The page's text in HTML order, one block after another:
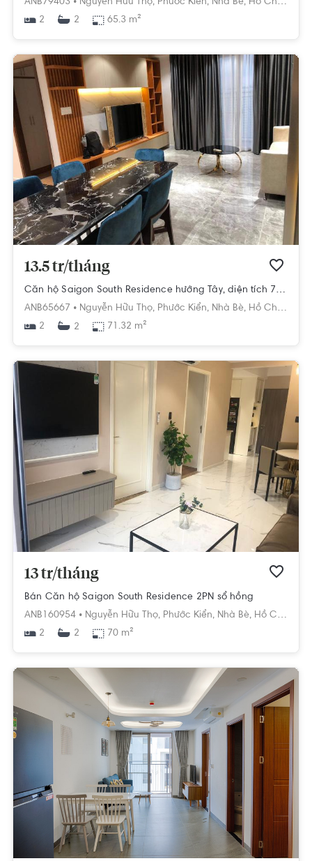
ANB79403 • Nguyễn Hữu Thọ, Phước Kiển, Nhà Bè, Hồ Chí Minh
2
2 65.3 m²
13.5 tr/tháng
Căn hộ Saigon South Residence hướng Tây, diện tích 71.32m²
ANB65667 • Nguyễn Hữu Thọ, Phước Kiển, Nhà Bè, Hồ Chí Minh
2
2 71.32 m²
13 tr/tháng
Bán Căn hộ Saigon South Residence 2PN sổ hồng
ANB160954 • Nguyễn Hữu Thọ, Phước Kiển, Nhà Bè, Hồ Chí Minh
2
2 70 m²